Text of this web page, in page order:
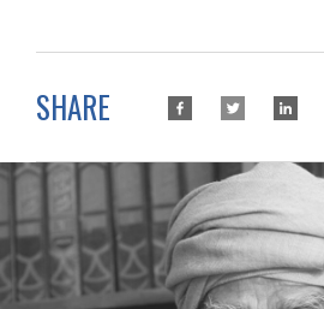
SHARE